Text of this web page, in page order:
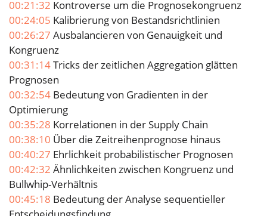
00:21:32 Kontroverse um die Prognosekongruenz
00:24:05 Kalibrierung von Bestandsrichtlinien
00:26:27 Ausbalancieren von Genauigkeit und
Kongruenz
00:31:14Tricks der zeitlichen Aggregation glätten
Prognosen
00:32:54 Bedeutung von Gradienten in der
Optimierung
00:35:28 Korrelationen in der Supply Chain
00:38:10 Über die Zeitreihenprognose hinaus
00:40:27 Ehrlichkeit probabilistischer Prognosen
00:42:32 Ähnlichkeiten zwischen Kongruenz und
Bullwhip-Verhältnis
00:45:18 Bedeutung der Analyse sequentieller